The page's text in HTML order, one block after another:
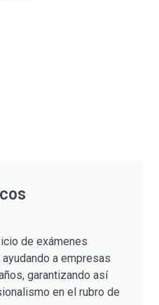
de exámenes
a empresas
garantizando así
en el rubro de